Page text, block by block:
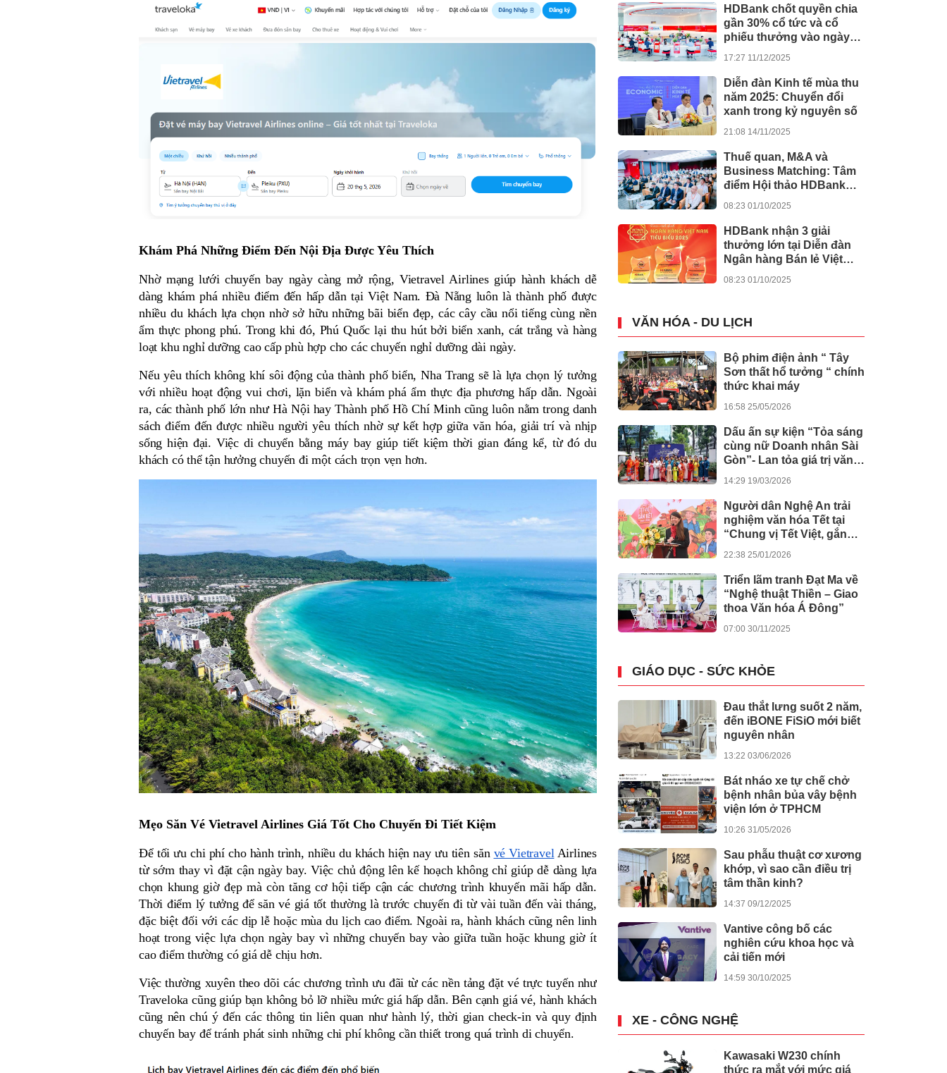
Khám Phá Những Điểm Đến Nội Địa Được Yêu Thích
Nhờ mạng lưới chuyến bay ngày càng mở rộng, Vietravel Airlines giúp hành khách dễ
dàng khám phá nhiều điểm đến hấp dẫn tại Việt Nam. Đà Nẵng luôn là thành phố được
nhiều du khách lựa chọn nhờ sở hữu những bãi biển đẹp, các cây cầu nổi tiếng cùng nền
ẩm thực phong phú. Trong khi đó, Phú Quốc lại thu hút bởi biển xanh, cát trắng và hàng
loạt khu nghỉ dưỡng cao cấp phù hợp cho các chuyến nghỉ dưỡng dài ngày.
Nếu yêu thích không khí sôi động của thành phố biển, Nha Trang sẽ là lựa chọn lý tưởng
với nhiều hoạt động vui chơi, lặn biển và khám phá ẩm thực địa phương hấp dẫn. Ngoài
ra, các thành phố lớn như Hà Nội hay Thành phố Hồ Chí Minh cũng luôn nằm trong danh
sách điểm đến được nhiều người yêu thích nhờ sự kết hợp giữa văn hóa, giải trí và nhịp
sống hiện đại. Việc di chuyển bằng máy bay giúp tiết kiệm thời gian đáng kể, từ đó du
khách có thể tận hưởng chuyến đi một cách trọn vẹn hơn.
Mẹo Săn Vé Vietravel Airlines Giá Tốt Cho Chuyến Đi Tiết Kiệm
Để tối ưu chi phí cho hành trình, nhiều du khách hiện nay ưu tiên săn vé Vietravel Airlines
từ sớm thay vì đặt cận ngày bay. Việc chủ động lên kế hoạch không chỉ giúp dễ dàng lựa
chọn khung giờ đẹp mà còn tăng cơ hội tiếp cận các chương trình khuyến mãi hấp dẫn.
Thời điểm lý tưởng để săn vé giá tốt thường là trước chuyến đi từ vài tuần đến vài tháng,
đặc biệt đối với các dịp lễ hoặc mùa du lịch cao điểm. Ngoài ra, hành khách cũng nên linh
hoạt trong việc lựa chọn ngày bay vì những chuyến bay vào giữa tuần hoặc khung giờ ít
cao điểm thường có giá dễ chịu hơn.
Việc thường xuyên theo dõi các chương trình ưu đãi từ các nền tảng đặt vé trực tuyến như
Traveloka cũng giúp bạn không bỏ lỡ nhiều mức giá hấp dẫn. Bên cạnh giá vé, hành khách
cũng nên chú ý đến các thông tin liên quan như hành lý, thời gian check-in và quy định
chuyến bay để tránh phát sinh những chi phí không cần thiết trong quá trình di chuyển.
HDBank chốt quyền chia
gần 30% cổ tức và cổ
phiếu thưởng vào ngày
lớn
17:27 11/12/2025
Diễn đàn Kinh tế mùa thu
năm 202̀5: Chuyển đổi
xanh trong kỷ nguyên số
21:08 14/11/2025
Thuế quan, M&A và
Business Matching: Tâm
điểm Hội thảo HDBank
08:23 01/10/2025
HDBank nhận 3 giải
thưởng lớn tại Diễn đàn
Ngân hàng Bán lẻ Việt
08:23 01/10/2025
VĂN HÓA - DU LỊCH
Bộ phim điện ảnh “ Tây
Sơn thất hổ tưởng “ chính
thức khai máy
16:58 25/05/2026
Dấu ấn sự kiện “Tỏa sáng
cùng nữ Doanh nhân Sài
Gòn”- Lan tỏa giá trị văn
Chính phủ
14:29 19/03/2026
Người dân Nghệ An trải
nghiệm văn hóa Tết tại
“Chung vị Tết Việt, gắn
22:38 25/01/2026
Triển lãm tranh Đạt Ma về
“Nghệ thuật Thiền – Giao
thoa Văn hóa Á Đông”
07:00 30/11/2025
GIÁO DỤC - SỨC KHỎE
Đau thắt lưng suốt 2 năm,
đến iBONE FiSiO mới biết
nguyên nhân
13:22 03/06/2026
Bát nháo xe tự chế chở
bệnh nhân bủa vây bệnh
viện lớn ở TPHCM
10:26 31/05/2026
Sau phẫu thuật cơ xương
khớp, vì sao cần điều trị
tâm thần kinh?
14:37 09/12/2025
Vantive công bố các
nghiên cứu khoa học và
cải tiến mới
14:59 30/10/2025
XE - CÔNG NGHỆ
Kawasaki W230 chính
thức ra mắt với mức giá